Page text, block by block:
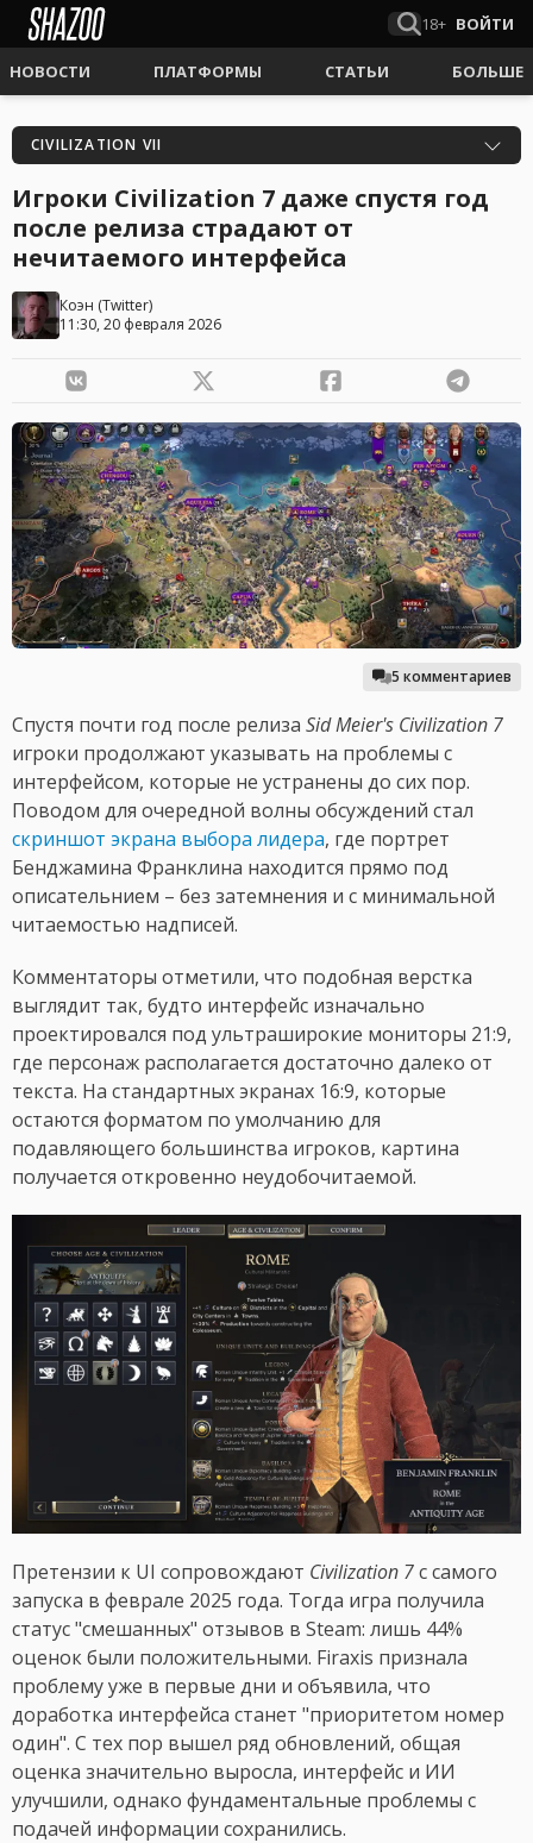
18+ ВОЙТИ
НОВОСТИ ПЛАТФОРМЫ СТАТЬИ БОЛЬШЕ
CIVILIZATION VII
Игроки Civilization 7 даже спустя год
после релиза страдают от
нечитаемого интерфейса
Коэн (Twitter)
11:30, 20 февраля 2026
5 комментариев
Спустя почти год после релиза Sid Meier's Civilization 7
игроки продолжают указывать на проблемы с
интерфейсом, которые не устранены до сих пор.
Поводом для очередной волны обсуждений стал
скриншот экрана выбора лидера, где портрет
Бенджамина Франклина находится прямо под
описательнием – без затемнения и с минимальной
читаемостью надписей.
Комментаторы отметили, что подобная верстка
выглядит так, будто интерфейс изначально
проектировался под ультраширокие мониторы 21:9,
где персонаж располагается достаточно далеко от
текста. На стандартных экранах 16:9, которые
остаются форматом по умолчанию для
подавляющего большинства игроков, картина
получается откровенно неудобочитаемой.
Претензии к UI сопровождают Civilization 7с самого
запуска в феврале 2025 года. Тогда игра получила
статус "смешанных" отзывов в Steam: лишь 44%
оценок были положительными. Firaxis признала
проблему уже в первые дни и объявила, что
доработка интерфейса станет "приоритетом номер
один". С тех пор вышел ряд обновлений, общая
оценка значительно выросла, интерфейс и ИИ
улучшили, однако фундаментальные проблемы с
подачей информации сохранились.